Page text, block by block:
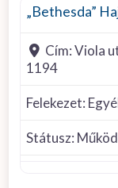
Cím:Viola
1194
Felekezet:
Státusz: